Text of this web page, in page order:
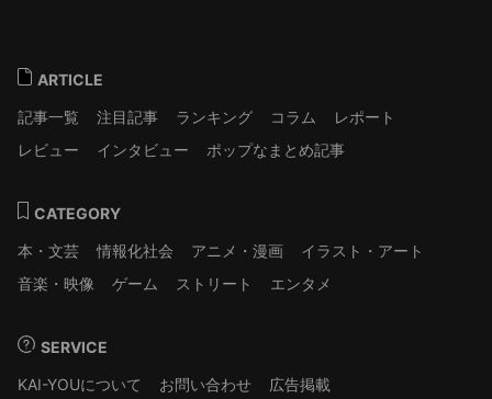
ARTICLE
記事一覧
注目記事 ランキング コラム
レポート
レビュー
インタビュー ポップなまとめ記事
CATEGORY
本・文芸
情報化社会 アニメ・漫画
イラスト・アート
音楽・映像
ゲーム ストリート エンタメ
SERVICE
KAI-YOUについて
お問い合わせ
広告掲載